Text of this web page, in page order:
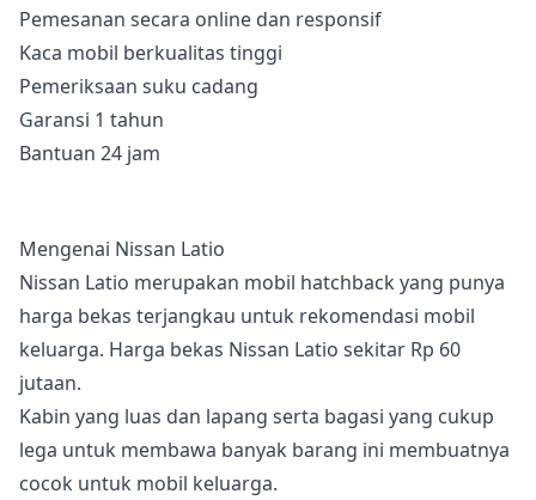
Pemesanan secara online dan responsif
Kaca mobil berkualitas tinggi
Pemeriksaan suku cadang
Garansi 1 tahun
Bantuan 24 jam
Mengenai Nissan Latio
Nissan Latio merupakan mobil hatchback yang punya
harga bekas terjangkau untuk rekomendasi mobil
keluarga. Harga bekas Nissan Latio sekitar Rp 60
jutaan.
Kabin yang luas dan lapang serta bagasi yang cukup
lega untuk membawa banyak barang ini membuatnya
cocok untuk mobil keluarga.